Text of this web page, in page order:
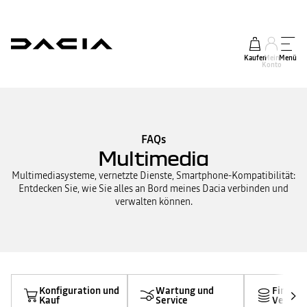
KaufenMein
Konto
Menü
FAQs
Multimedia
Multimediasysteme, vernetzte Dienste, Smartphone-Kompatibilität:
Entdecken Sie, wie Sie alles an Bord meines Dacia verbinden und
verwalten können.
Konfiguration und
Kauf
Wartung und
Service